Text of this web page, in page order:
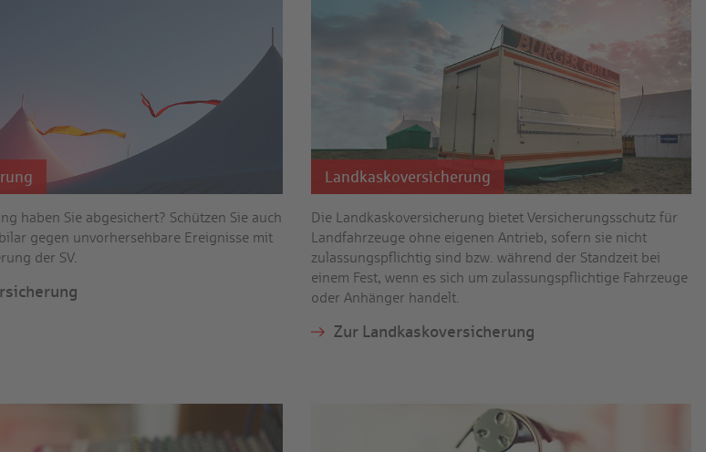
haben Sie abgesichert? Schützen Sie auch
gegen unvorher­sehbare Ereignisse mit
der SV.
Land­kasko­versicherung
Die Land­kasko­versicherung bietet Versicherungs­schutz für
Land­fahrzeuge ohne eigenen Antrieb, sofern sie nicht
zulassungs­pflichtig sind bzw. während der Stand­zeit bei
einem Fest, wenn es sich um zulassungs­pflichtige Fahrzeuge
oder Anhänger handelt.
Zur Land­kasko­versicherung